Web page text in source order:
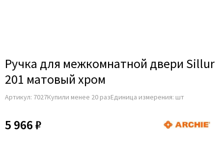
Ручка для межкомнатной двери Sillur
201 матовый хром
Артикул: 7027Купили менее 20 разЕдиница измерения: шт
5 966 ₽